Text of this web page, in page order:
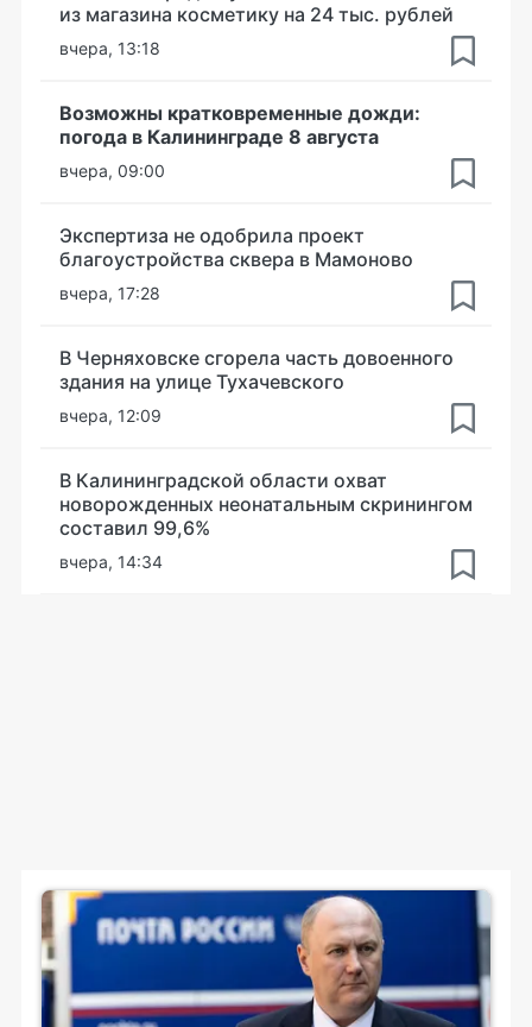
из магазина косметику на 24 тыс. рублей
вчера, 13:18
Возможны кратковременные дожди:
погода в Калининграде 8 августа
вчера, 09:00
Экспертиза не одобрила проект
благоустройства сквера в Мамоново
вчера, 17:28
В Черняховске сгорела часть довоенного
здания на улице Тухачевского
вчера, 12:09
В Калининградской области охват
новорожденных неонатальным скринингом
составил 99,6%
вчера, 14:34